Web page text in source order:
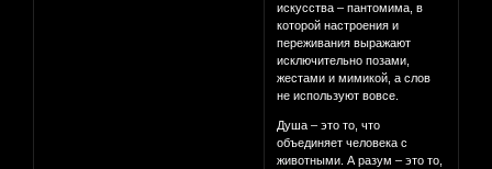
искусства – пантомима, в
которой настроения и
переживания выражают
исключительно позами,
жестами и мимикой, а слов
не используют вовсе.
Душа – это то, что
объединяет человека с
животными. А разум – это то,